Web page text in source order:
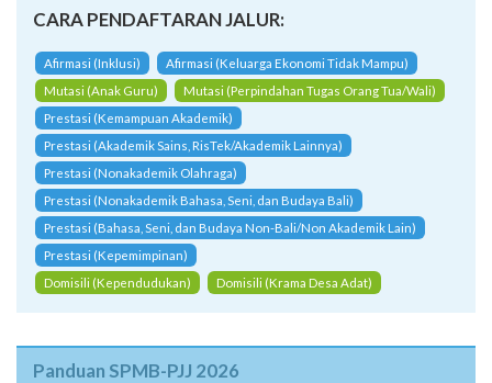
CARA PENDAFTARAN JALUR:
Afirmasi (Inklusi)
Afirmasi (Keluarga Ekonomi Tidak Mampu)
Mutasi (Anak Guru)
Mutasi (Perpindahan Tugas Orang Tua/Wali)
Prestasi (Kemampuan Akademik)
Prestasi (Akademik Sains, RisTek/Akademik Lainnya)
Prestasi (Nonakademik Olahraga)
Prestasi (Nonakademik Bahasa, Seni, dan Budaya Bali)
Prestasi (Bahasa, Seni, dan Budaya Non-Bali/Non Akademik Lain)
Prestasi (Kepemimpinan)
Domisili (Kependudukan)
Domisili (Krama Desa Adat)
Panduan SPMB-PJJ 2026